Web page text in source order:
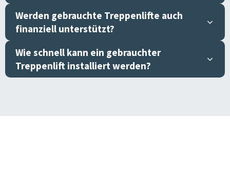
Werden gebrauchte Treppenlifte auch
finanziell unterstützt?
Wie schnell kann ein gebrauchter
Treppenlift installiert werden?